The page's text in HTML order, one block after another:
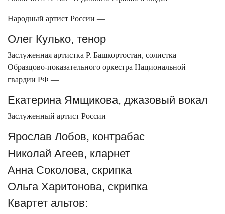
Народный артист России —
Олег Кулько, тенор
Заслуженная артистка Р. Башкортостан, солистка
Образцово-показательного оркестра Национальной
гвардии РФ —
Екатерина Ямщикова, джазовый вокал
Заслуженный артист России —
Ярослав Лобов, контрабас
Николай Агеев, кларнет
Анна Соколова, скрипка
Ольга Харитонова, скрипка
Квартет альтов: